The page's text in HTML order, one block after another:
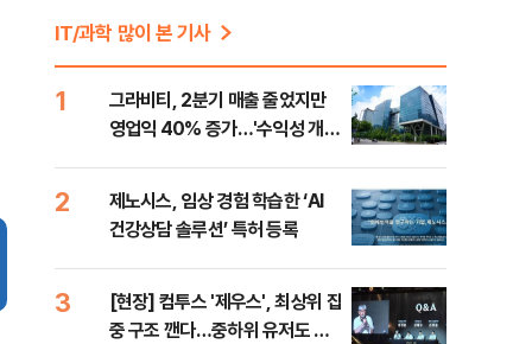
IT/과학 많이 본 기사
1
그라비티, 2분기 매출 줄었지만
영업익 40% 증가…'수익성 개
2
제노시스, 임상 경험 학습한 ‘AI
건강상담 솔루션’ 특허 등록
3
[현장] 컴투스 '제우스', 최상위 집
중 구조 깬다…중하위 유저도 품